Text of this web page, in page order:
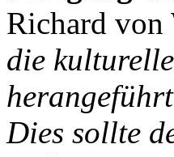
Richard von
die
Dies sollte